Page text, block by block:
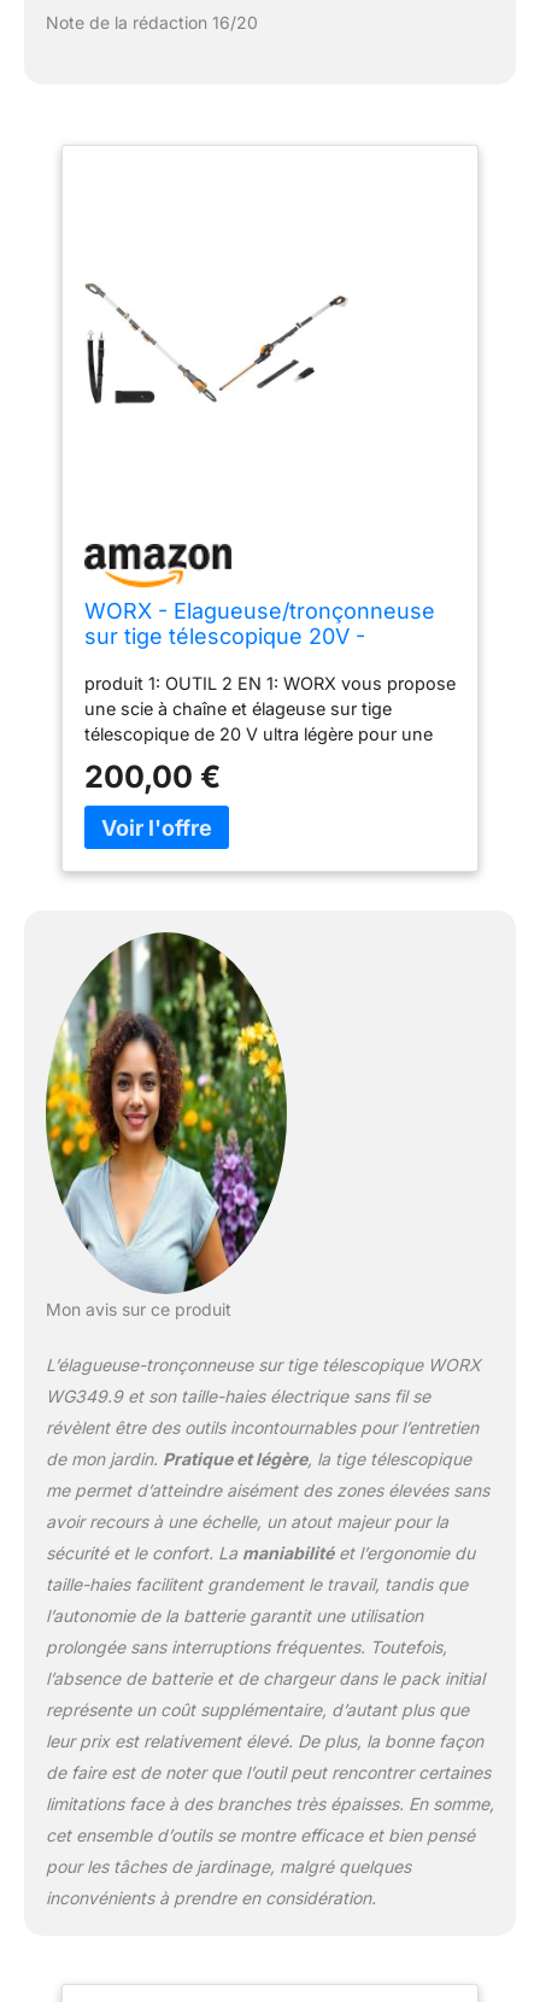
Note de la rédaction 16/20
WORX - Elagueuse/tronçonneuse
sur tige télescopique 20V -
électrique sans fil - Taille-haies
Télescopique - Léger et
Ergonomique - 45 cm
produit 1: OUTIL 2 EN 1: WORX vous propose
une scie à chaîne et élageuse sur tige
télescopique de 20 V ultra légère pour une
tronçonneuse électrique permet une largeur
de coupe de ⌀ 20 cm avec une hauteur de
coupe de 4m - Une tête de taille-haie
tronçonneuse électrique sans fil WORX
possède un système de tension
automatique de la chaîne - Il garantit une
tension optimale lors du serrage à cette scie
à chaîne produit 1: REGLABLE POUR
DIFFERENTS TYPES DE COUPE: Cette
élagueuse et tronçonneuse électrique WORX
possède un angle réglable pour différents
types de coupe - De plus, cet outil pouvant
également être utilisé comme une scie à
chaîne possède une poignée arrière
pivotante pour une coupe confortable dans
n'importe quelle position produit 1: DESIGN
LEGER ET ERGONOMIQUE: La scie à chaîne
WORX possède un design léger et
ergonomique pour un confort d'utilisation
électrique sans fil est l'outil idéal pour
atteindre les branches en hauteur et vous
assurer une découpe facile et rapide produit
2: TAILLE-HAIES SANS FIL WORX : WORX
vous propose un taille-haies à batterie, idéal
pour tailler des haies clairsemées avec des
branches en hauteur au sein de votre jardin -
Ce taille-haies électrique WORX 20V
possède des lames diamantées rectifiées au
laser qui garantissent une expérience de
coupe ultime - Ces lames sont également à
double action pour une vibration réduite et
une performance de coupe régulière produit
haies télescopique possède un design léger
et ergonomique - Outil idéal pour atteindre
les feuilles en hauteur et vous assurer une
découpe facile et rapide, ce taille-haies
optimal d'utilisation et une fatigue réduite
produit 2: MANIABLE ET CONFORTABLE : Le
taille-haies à batterie WORX est facile à
200,00 €
Mon avis sur ce produit
L’élagueuse-tronçonneuse sur tige télescopique WORX
WG349.9 et son taille-haies électrique sans fil se
révèlent être des outils incontournables pour l’entretien
de mon jardin. Pratique et légère, la tige télescopique
me permet d’atteindre aisément des zones élevées sans
avoir recours à une échelle, un atout majeur pour la
sécurité et le confort. La maniabilitéet l’ergonomie du
taille-haies facilitent grandement le travail, tandis que
l’autonomie de la batterie garantit une utilisation
prolongée sans interruptions fréquentes. Toutefois,
l’absence de batterie et de chargeur dans le pack initial
représente un coût supplémentaire, d’autant plus que
leur prix est relativement élevé. De plus, la bonne façon
de faire est de noter que l’outil peut rencontrer certaines
limitations face à des branches très épaisses. En somme,
cet ensemble d’outils se montre efficace et bien pensé
pour les tâches de jardinage, malgré quelques
inconvénients à prendre en considération.